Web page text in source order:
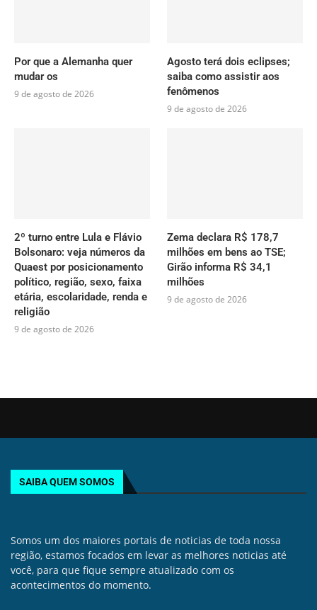
Por que a Alemanha quer
mudar os
9 de agosto de 2026
Agosto terá dois eclipses;
saiba como assistir aos
fenômenos
9 de agosto de 2026
2º turno entre Lula e Flávio
Bolsonaro: veja números da
Quaest por posicionamento
político, região, sexo, faixa
etária, escolaridade, renda e
religião
9 de agosto de 2026
Zema declara R$ 178,7
milhões em bens ao TSE;
Girão informa R$ 34,1
milhões
9 de agosto de 2026
SAIBA QUEM SOMOS
Somos um dos maiores portais de noticias de toda nossa
região, estamos focados em levar as melhores noticias até
você, para que fique sempre atualizado com os
acontecimentos do momento.